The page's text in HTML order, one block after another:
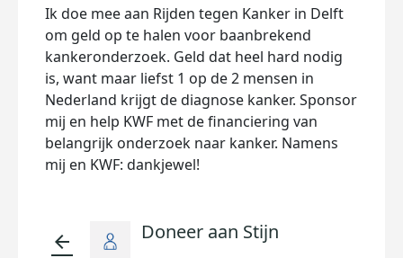
Ik doe mee aan Rijden tegen Kanker in Delft
om geld op te halen voor baanbrekend
kankeronderzoek. Geld dat heel hard nodig
is, want maar liefst 1 op de 2 mensen in
Nederland krijgt de diagnose kanker. Sponsor
mij en help KWF met de financiering van
belangrijk onderzoek naar kanker. Namens
mij en KWF: dankjewel!
arrow_back Doneer aan Stijn